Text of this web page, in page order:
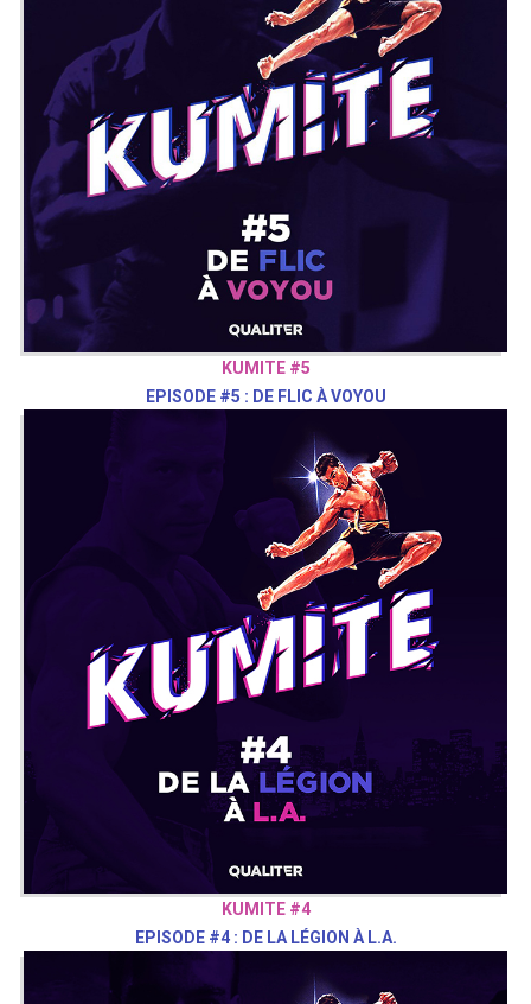
KUMITE #5
EPISODE #5 : DE FLIC À VOYOU
KUMITE #4
EPISODE #4 : DE LA LÉGION À L.A.